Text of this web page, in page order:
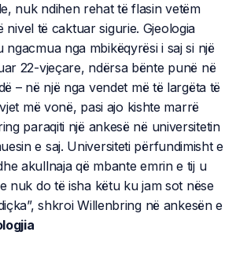
nuk ndihen rehat të flasin vetëm
nivel të caktuar sigurie. Gjeologia
nga mbikëqyrësi i saj si një
22-vjeçare, ndërsa bënte punë në
– në një nga vendet më të largëta të
më vonë, pasi ajo kishte marrë
paraqiti një ankesë në universitetin
e saj. Universiteti përfundimisht e
akullnaja që mbante emrin e tij u
nuk do të isha këtu ku jam sot nëse
shkroi Willenbring në ankesën e